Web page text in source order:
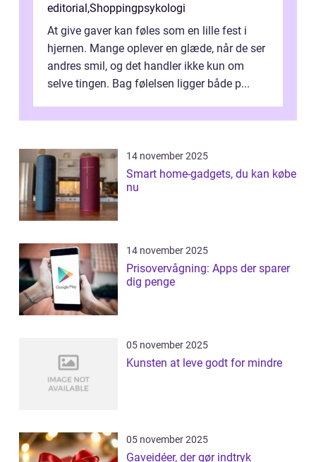
editorial ,Shoppingpsykologi
At give gaver kan føles som en lille fest i
hjernen. Mange oplever en glæde, når de ser
andres smil, og det handler ikke kun om
selve tingen. Bag følelsen ligger både p...
14 november 2025
Smart home-gadgets, du kan købe
nu
14 november 2025
Prisovervågning: Apps der sparer
dig penge
05 november 2025
Kunsten at leve godt for mindre
05 november 2025
Gaveidéer, der gør indtryk